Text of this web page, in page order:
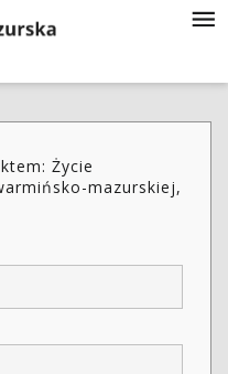
Życie
mazurskiej,